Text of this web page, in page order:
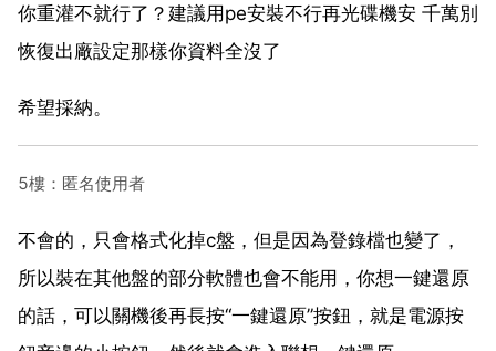
你重灌不就行了？建議用pe安裝不行再光碟機安 千萬別
恢復出廠設定那樣你資料全沒了
希望採納。
5樓：匿名使用者
不會的，只會格式化掉c盤，但是因為登錄檔也變了，
所以裝在其他盤的部分軟體也會不能用，你想一鍵還原
的話，可以關機後再長按“一鍵還原”按鈕，就是電源按